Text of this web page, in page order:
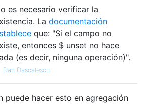
es necesario verificar la
La documentación
que: "Si el campo no
entonces $ unset no hace
(es decir, ninguna operación)".
Dan Dascalescu
puede hacer esto en agregación